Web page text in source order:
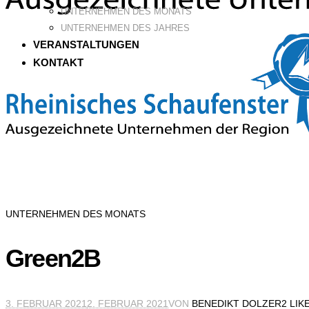
UNTERNEHMEN DES MONATS
UNTERNEHMEN DES JAHRES
VERANSTALTUNGEN
KONTAKT
UNTERNEHMEN DES MONATS
Green2B
3. FEBRUAR 2021 2. FEBRUAR 2021VON BENEDIKT DOLZER2